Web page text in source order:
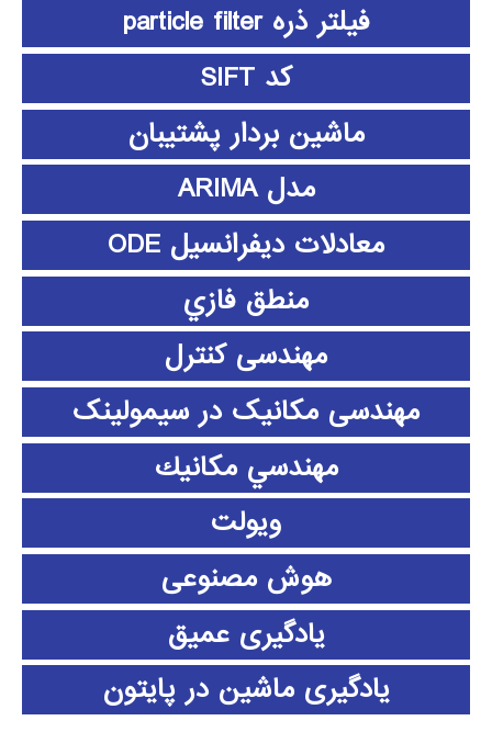
فیلتر ذره particle filter
کد SIFT
ماشین بردار پشتیبان
مدل ARIMA
معادلات دیفرانسیل ODE
منطق فازي
مهندسی کنترل
مهندسی مکانیک در سیمولینک
مهندسي مكانيك
ویولت
هوش مصنوعی
یادگیری عمیق
یادگیری ماشین در پایتون